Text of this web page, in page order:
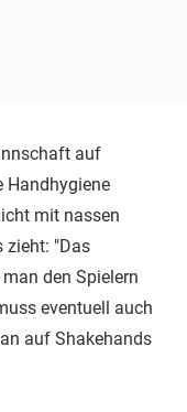
auf
Handhygiene
mit nassen
zieht: "Das
den Spielern
eventuell auch
auf Shakehands